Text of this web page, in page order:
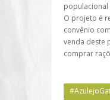
populacional
O projeto é
convênio
venda deste
comprar